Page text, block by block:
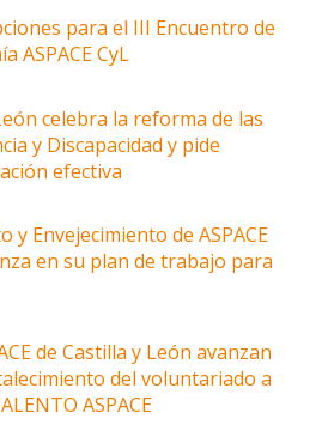
para el III Encuentro de
ASPACE CyL
celebra la reforma de las
y Discapacidad y pide
efectiva
y Envejecimiento de ASPACE
en su plan de trabajo para
de Castilla y León avanzan
del voluntariado a
ASPACE